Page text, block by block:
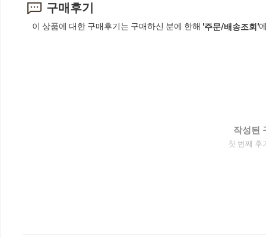
구매후기
이 상품에 대한 구매후기는 구매하신 분에 한해 '주문/배송조회'
작성된
첫 번째 후